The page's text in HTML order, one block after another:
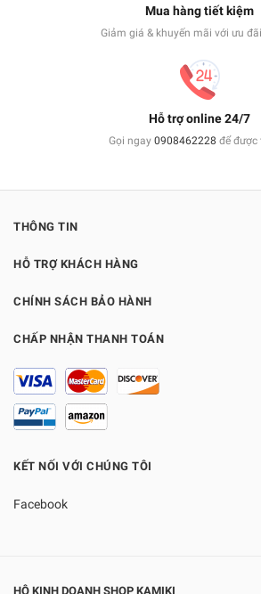
Mua hàng tiết kiệm
Giảm giá & khuyến mãi với ưu
Hỗ trợ online 24/7
Gọi ngay 0908462228 để được
THÔNG TIN
HỖ TRỢ KHÁCH HÀNG
CHÍNH SÁCH BẢO HÀNH
CHẤP NHẬN THANH TOÁN
KẾT NỐI VỚI CHÚNG TÔI
Facebook
HỘ KINH DOANH SHOP KAMIKI